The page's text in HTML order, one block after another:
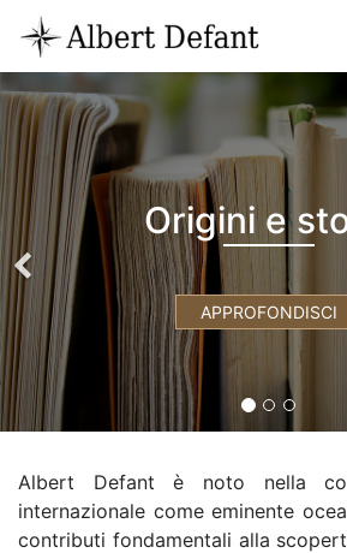
Origini e
APPROFONDISCI
Albert Defant è noto nella
internazionale come eminente
contributi fondamentali alla